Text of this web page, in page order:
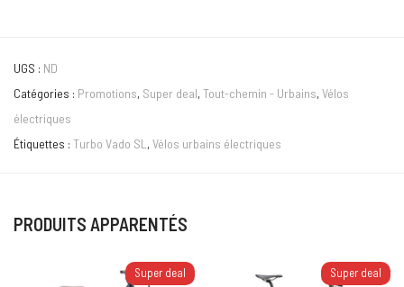
UGS : ND
Catégories : Promotions, Super deal, Tout-chemin - Urbains, Vélos
électriques
Étiquettes : Turbo Vado SL, Vélos urbains électriques
PRODUITS APPARENTÉS
Super deal Super deal